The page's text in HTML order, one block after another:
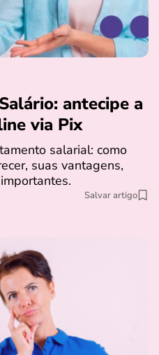
antecipe a
via Pix
salarial: como
suas vantagens,
Salvar artigo